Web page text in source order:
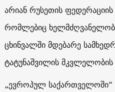
არიან რუსეთის
რომლებიც
ცხინვალში მდებარე
ტატუნაშვილის
„ევროპულ საქართველოში“